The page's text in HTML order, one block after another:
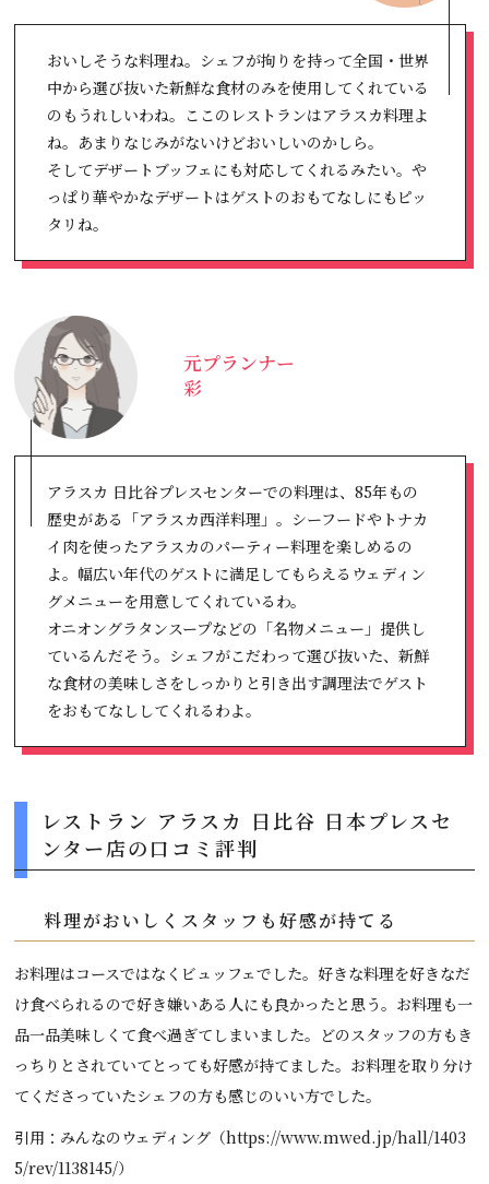
おいしそうな料理ね。シェフが拘りを持って全国・世界
中から選び抜いた新鮮な食材のみを使用してくれている
のもうれしいわね。ここのレストランはアラスカ料理よ
ね。あまりなじみがないけどおいしいのかしら。
そしてデザートブッフェにも対応してくれるみたい。や
っぱり華やかなデザートはゲストのおもてなしにもピッ
タリね。
アラスカ 日比谷プレスセンターでの料理は、85年もの
歴史がある「アラスカ西洋料理」。シーフードやトナカ
イ肉を使ったアラスカのパーティー料理を楽しめるの
よ。幅広い年代のゲストに満足してもらえるウェディン
グメニューを用意してくれているわ。
オニオングラタンスープなどの「名物メニュー」提供し
ているんだそう。シェフがこだわって選び抜いた、新鮮
な食材の美味しさをしっかりと引き出す調理法でゲスト
をおもてなししてくれるわよ。
元プランナー
彩
レストラン アラスカ 日比谷 日本プレスセ
ンター店の口コミ評判
料理がおいしくスタッフも好感が持てる
お料理はコースではなくビュッフェでした。好きな料理を好きなだ
け食べられるので好き嫌いある人にも良かったと思う。お料理も一
品一品美味しくて食べ過ぎてしまいました。どのスタッフの方もき
っちりとされていてとっても好感が持てました。お料理を取り分け
てくださっていたシェフの方も感じのいい方でした。
引用：みんなのウェディング（https://www.mwed.jp/hall/1403
5/rev/1138145/）